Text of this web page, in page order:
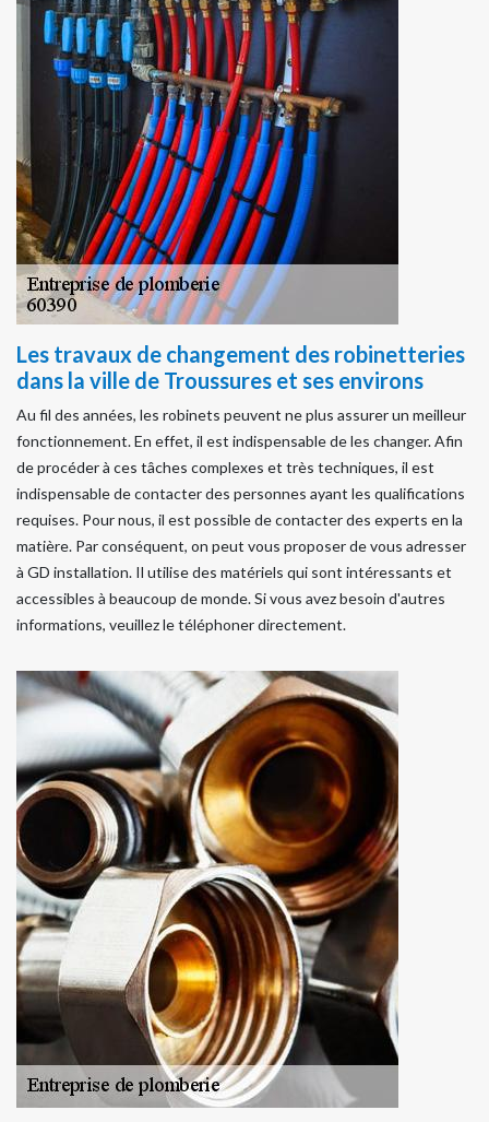
Les travaux de changement des robinetteries
dans la ville de Troussures et ses environs
Au fil des années, les robinets peuvent ne plus assurer un meilleur
fonctionnement. En effet, il est indispensable de les changer. Afin
de procéder à ces tâches complexes et très techniques, il est
indispensable de contacter des personnes ayant les qualifications
requises. Pour nous, il est possible de contacter des experts en la
matière. Par conséquent, on peut vous proposer de vous adresser
à GD installation. Il utilise des matériels qui sont intéressants et
accessibles à beaucoup de monde. Si vous avez besoin d'autres
informations, veuillez le téléphoner directement.